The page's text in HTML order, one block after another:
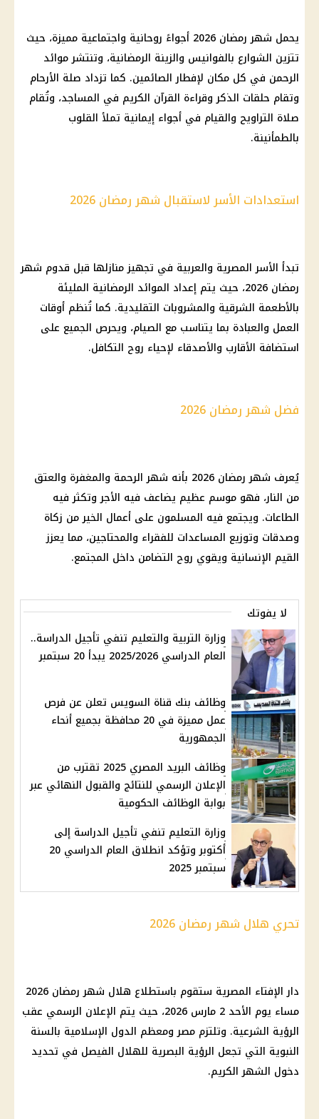
يحمل شهر رمضان 2026 أجواءً روحانية واجتماعية مميزة، حيث
تتزين الشوارع بالفوانيس والزينة الرمضانية، وتنتشر موائد
الرحمن في كل مكان لإفطار الصائمين. كما تزداد صلة الأرحام
وتقام حلقات الذكر وقراءة القرآن الكريم في المساجد، وتُقام
صلاة التراويح والقيام في أجواء إيمانية تملأ القلوب
بالطمأنينة.
استعدادات الأسر لاستقبال شهر رمضان 2026
تبدأ الأسر المصرية والعربية في تجهيز منازلها قبل قدوم شهر
رمضان 2026، حيث يتم إعداد الموائد الرمضانية المليئة
بالأطعمة الشرقية والمشروبات التقليدية. كما تُنظم أوقات
العمل والعبادة بما يتناسب مع الصيام، ويحرص الجميع على
استضافة الأقارب والأصدقاء لإحياء روح التكافل.
فضل شهر رمضان 2026
يُعرف شهر رمضان 2026 بأنه شهر الرحمة والمغفرة والعتق
من النار، فهو موسم عظيم يضاعف فيه الأجر وتكثر فيه
الطاعات. ويجتمع فيه المسلمون على أعمال الخير من زكاة
وصدقات وتوزيع المساعدات للفقراء والمحتاجين، مما يعزز
القيم الإنسانية ويقوي روح التضامن داخل المجتمع.
لا يفوتك
وزارة التربية والتعليم تنفي تأجيل الدراسة..
العام الدراسي 2025/2026 يبدأ 20 سبتمبر
وظائف بنك قناة السويس تعلن عن فرص
عمل مميزة في 20 محافظة بجميع أنحاء
الجمهورية
وظائف البريد المصري 2025 تقترب من
الإعلان الرسمي للنتائج والقبول النهائي عبر
بوابة الوظائف الحكومية
وزارة التعليم تنفي تأجيل الدراسة إلى
أكتوبر وتؤكد انطلاق العام الدراسي 20
سبتمبر 2025
تحري هلال شهر رمضان 2026
دار الإفتاء المصرية ستقوم باستطلاع هلال شهر رمضان 2026
مساء يوم الأحد 2 مارس 2026، حيث يتم الإعلان الرسمي عقب
الرؤية الشرعية. وتلتزم مصر ومعظم الدول الإسلامية بالسنة
النبوية التي تجعل الرؤية البصرية للهلال الفيصل في تحديد
دخول الشهر الكريم.